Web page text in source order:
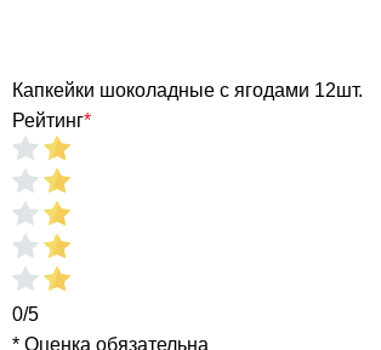
Капкейки шоколадные с ягодами 12шт.
Рейтинг*
0/5
* Оценка обязательна